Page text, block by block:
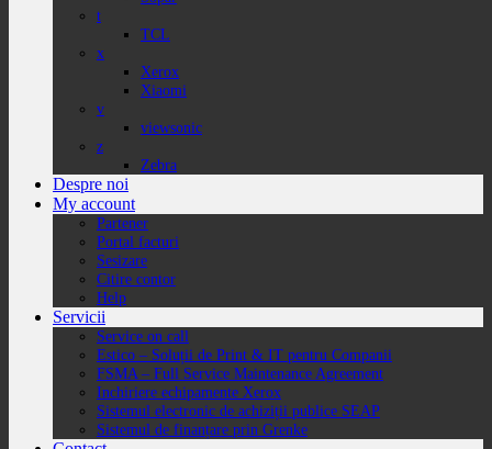
t
TCL
x
Xerox
Xiaomi
v
viewsonic
z
Zebra
Despre noi
My account
Partener
Portal facturi
Sesizare
Citire contor
Help
Servicii
Service on call
Estico – Soluții de Print & IT pentru Companii
FSMA – Full Service Maintenance Agreement
Inchiriere echipamente Xerox
Sistemul electronic de achiziții publice SEAP
Sistemul de finanțare prin Grenke